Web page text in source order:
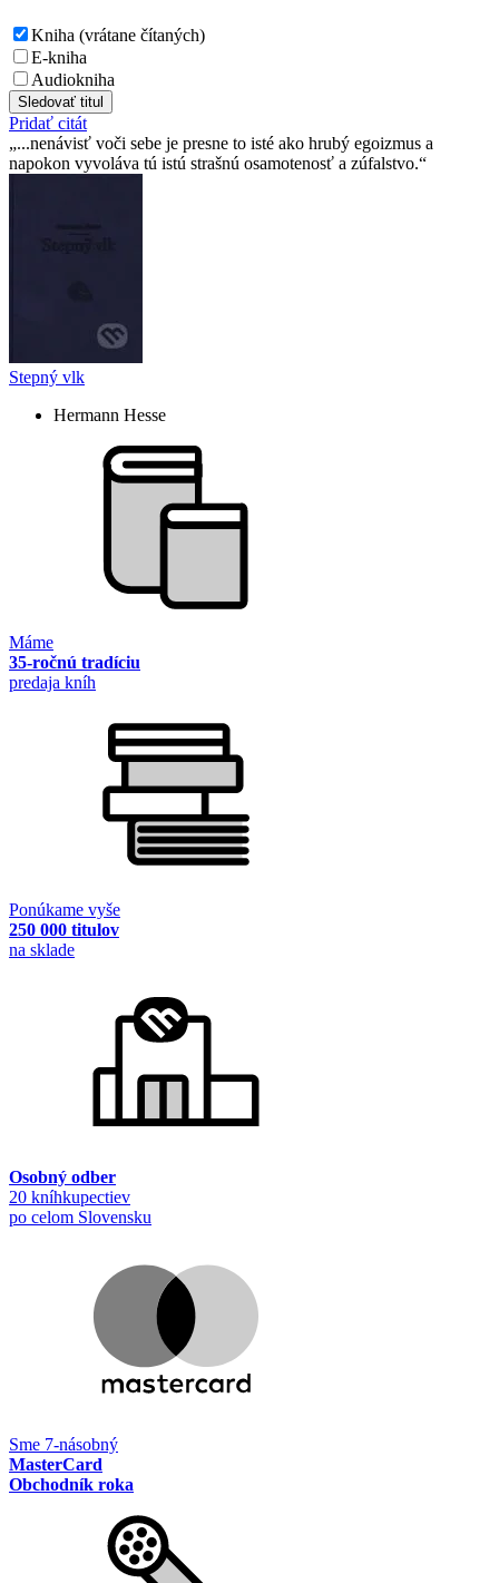
Kniha (vrátane čítaných)
E-kniha
Audiokniha
Sledovať titul
Pridať citát
...nenávisť voči sebe je presne to isté ako hrubý egoizmus a
napokon vyvoláva tú istú strašnú osamotenosť a zúfalstvo.
Stepný vlk
Hermann Hesse
Máme
35-ročnú tradíciu
predaja kníh
Ponúkame vyše
250 000 titulov
na sklade
Osobný odber
20 kníhkupectiev
po celom Slovensku
Sme 7-násobný
MasterCard
Obchodník roka